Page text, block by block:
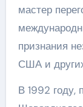
мастер
признания
США и
В 1992 году,